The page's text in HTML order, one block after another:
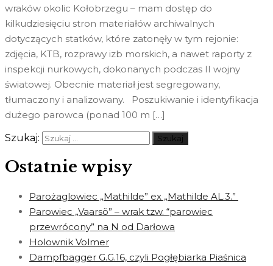
wraków okolic Kołobrzegu – mam dostęp do
kilkudziesięciu stron materiałów archiwalnych
dotyczących statków, które zatonęły w tym rejonie:
zdjęcia, KTB, rozprawy izb morskich, a nawet raporty z
inspekcji nurkowych, dokonanych podczas II wojny
światowej. Obecnie materiał jest segregowany,
tłumaczony i analizowany. Poszukiwanie i identyfikacja
dużego parowca (ponad 100 m […]
Szukaj:
Ostatnie wpisy
Parożaglowiec „Mathilde” ex „Mathilde AL.3.”
Parowiec „Vaarsö” – wrak tzw. “parowiec
przewrócony” na N od Darłowa
Holownik Volmer
Dampfbagger G.G.16, czyli Pogłębiarka Piaśnica